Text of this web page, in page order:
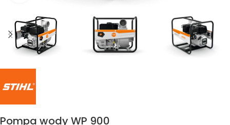
Pompa wody WP 900